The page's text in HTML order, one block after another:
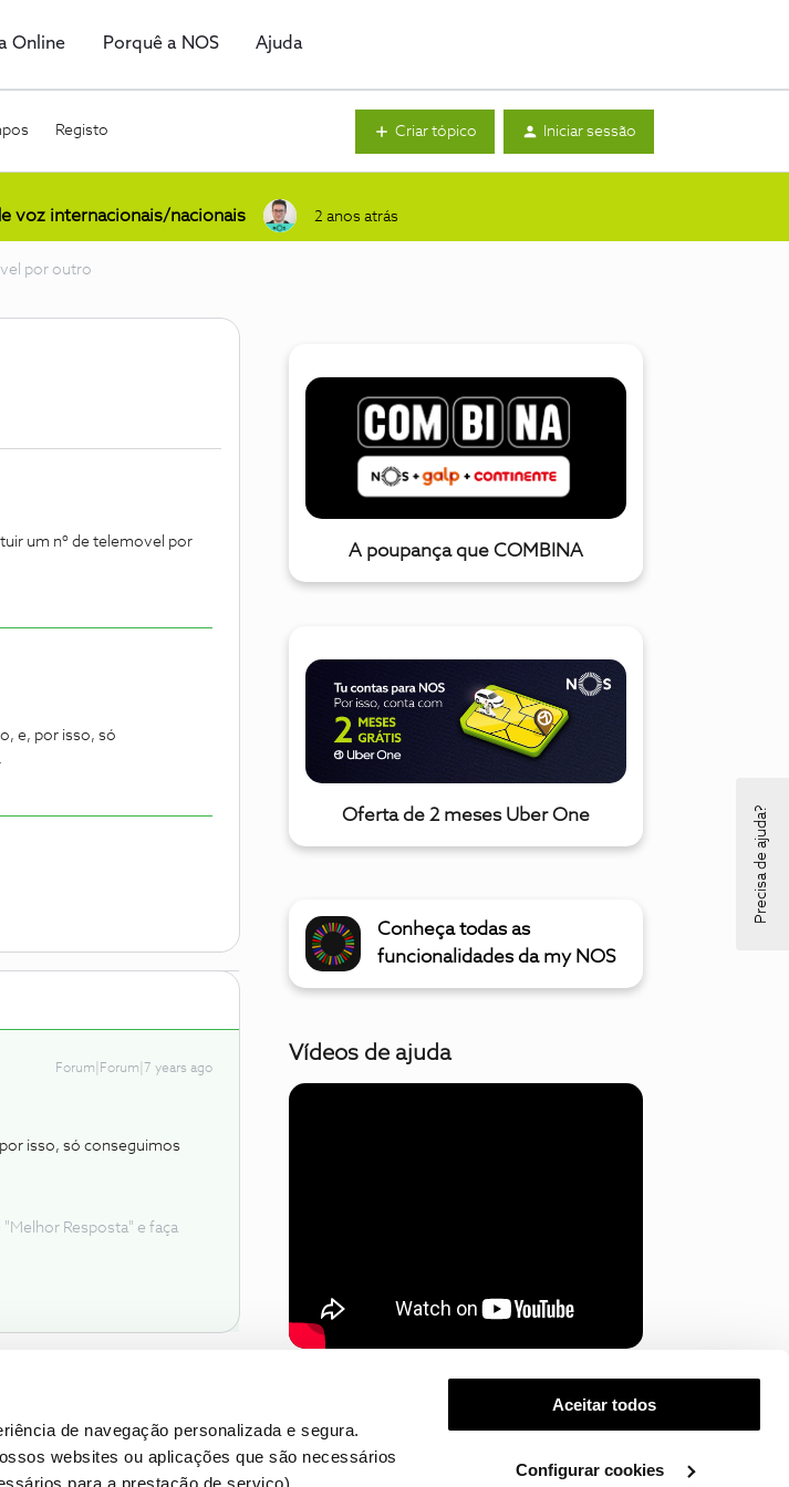
de navegação personalizada e segura.
websites ou aplicações que são necessários
Aceitar todos
Configurar cookies
Online Porquê a NOS Ajuda
Registo Criar tópico Iniciar sessão
voz internacionais/nacionais 2 anos atrás
por outro
um nº de telemovel por
e, por isso, só
Forum|Forum|7 years ago
isso, só conseguimos
Resposta" e faça
A poupança que COMBINA
Oferta de 2 meses Uber One
Conheça todas as
funcionalidades da my NOS
Vídeos de ajuda
Precisa de ajuda?